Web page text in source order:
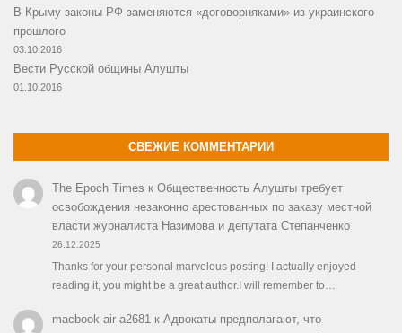
В Крыму законы РФ заменяются «договорняками» из украинского
прошлого
03.10.2016
Вести Русской общины Алушты
01.10.2016
СВЕЖИЕ КОММЕНТАРИИ
The Epoch Times к Общественность Алушты требует
освобождения незаконно арестованных по заказу местной
власти журналиста Назимова и депутата Степанченко
26.12.2025
Thanks for your personal marvelous posting! I actually enjoyed
reading it, you might be a great author.I will remember to…
macbook air a2681к Адвокаты предполагают, что